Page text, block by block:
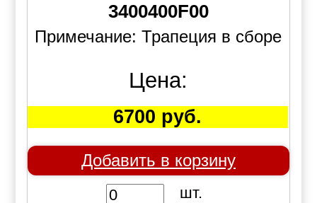
3400400F00
Примечание: Трапеция в сборе
Цена:
6700 руб.
Добавить в корзину
шт.